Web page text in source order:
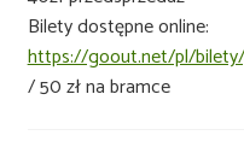
Bilety dostępne online:
https://goout.net/pl/
/ 50 zł na bramce